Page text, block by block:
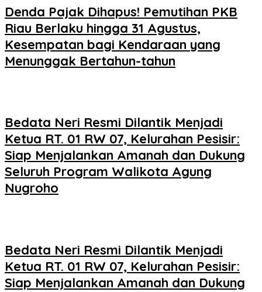
Denda Pajak Dihapus! Pemutihan PKB
Riau Berlaku hingga 31 Agustus,
Kesempatan bagi Kendaraan yang
Menunggak Bertahun-tahun
Bedata Neri Resmi Dilantik Menjadi
Ketua RT. 01 RW 07, Kelurahan Pesisir:
Siap Menjalankan Amanah dan Dukung
Seluruh Program Walikota Agung
Nugroho
Bedata Neri Resmi Dilantik Menjadi
Ketua RT. 01 RW 07, Kelurahan Pesisir:
Siap Menjalankan Amanah dan Dukung